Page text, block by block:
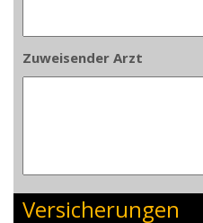
Zuweisender Arzt
Versicherungen